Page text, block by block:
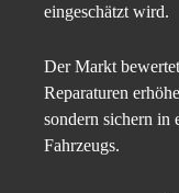
eingeschätzt wird.
Der Markt
Reparaturen
sondern sichern in
Fahrzeugs.